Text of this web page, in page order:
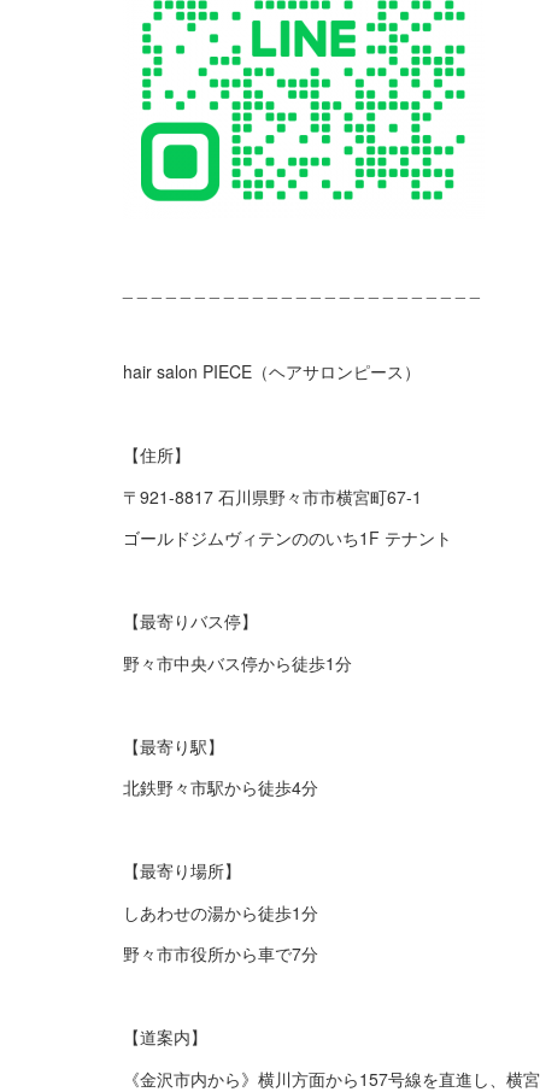
hair salon PIECE（ヘアサロンピース）
【住所】
〒921-8817 石川県野々市市横宮町67-1
ゴールドジムヴィテンののいち1F テナント
【最寄りバス停】
野々市中央バス停から徒歩1分
【最寄り駅】
北鉄野々市駅から徒歩4分
【最寄り場所】
しあわせの湯から徒歩1分
野々市市役所から車で7分
【道案内】
《金沢市内から》横川方面から157号線を直進し、横